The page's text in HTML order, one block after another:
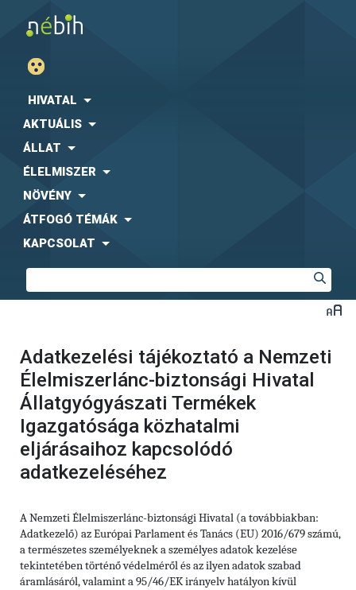
HIVATAL
AKTUÁLIS
ÁLLAT
ÉLELMISZER
NÖVÉNY
ÁTFOGÓ TÉMÁK
KAPCSOLAT
Adatkezelési tájékoztató a Nemzeti
Élelmiszerlánc-biztonsági Hivatal
Állatgyógyászati Termékek
Igazgatósága közhatalmi
eljárásaihoz kapcsolódó
adatkezeléséhez
A Nemzeti Élelmiszerlánc-biztonsági Hivatal (a továbbiakban:
Adatkezelő) az Európai Parlament és Tanács (EU) 2016/679 számú,
a természetes személyeknek a személyes adatok kezelése
tekintetében történő védelméről és az ilyen adatok szabad
áramlásáról, valamint a 95/46/EK irányelv hatályon kívül